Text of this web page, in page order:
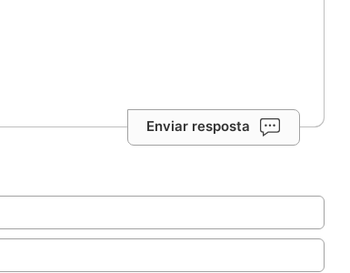
Enviar resposta